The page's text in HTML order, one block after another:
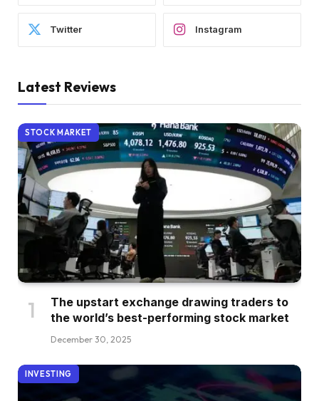
Twitter Instagram
Latest Reviews
STOCK MARKET
The upstart exchange drawing traders to
the world’s best-performing stock market
December 30, 2025
INVESTING